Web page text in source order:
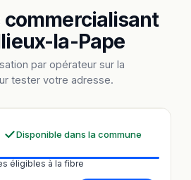
la-Pape
par opérateur sur la
tester votre adresse.
Disponible dans la commune
éligibles à la fibre